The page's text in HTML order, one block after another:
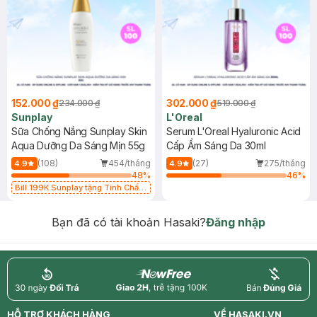
152.000 ₫234.000 ₫
Sunplay
Sữa Chống Nắng Sunplay Skin
Aqua Dưỡng Da Sáng Mịn 55g
4.9 (108)
454/tháng
48%
Bill 199K Sunplay tặng Tinh Chất
302.000 ₫519.000 ₫
L'Oreal
Serum L'Oreal Hyaluronic Acid
Cấp Ẩm Sáng Da 30ml
4.9 (27)
275/tháng
46%
Bạn đã có tài khoản Hasaki?Đăng nhập
return nowfree price
HỖ TRỢ KHÁCH HÀNG VỀ HASAKI.VN